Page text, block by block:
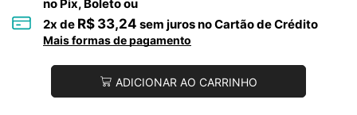
no Pix, Boleto ou
2x de R$ 33,24 sem juros no Cartão de Crédito
Mais formas de pagamento
ADICIONAR AO CARRINHO